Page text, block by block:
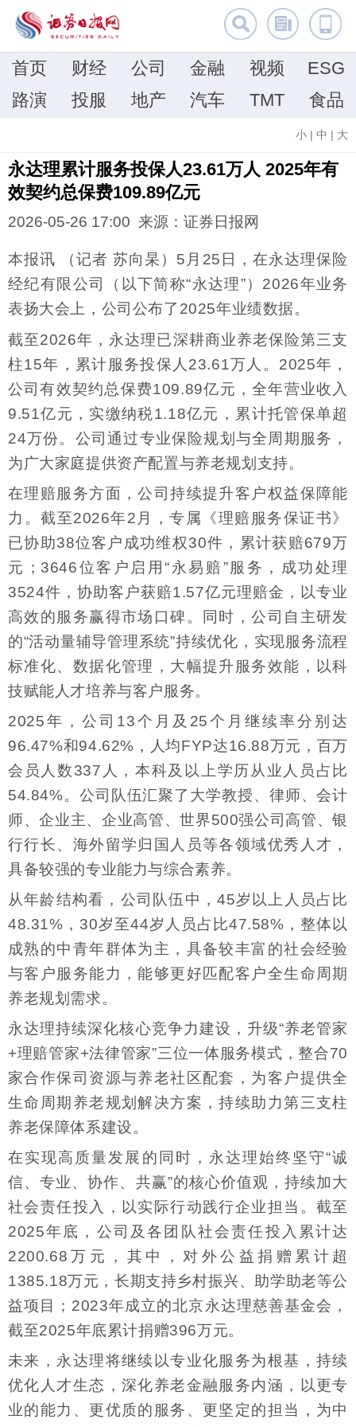
首页 财经 公司 金融 视频
ESG
路演
投服 地产 汽车 TMT 食品
小 | 中 | 大
永达理累计服务投保人23.61万人 2025年有
效契约总保费109.89亿元
2026-05-26 17:00 来源：证券日报网
本报讯 （记者 苏向杲）5月25日，在永达理保险
经纪有限公司（以下简称“永达理”）2026年业务
表扬大会上，公司公布了2025年业绩数据。
截至2026年，永达理已深耕商业养老保险第三支
柱15年，累计服务投保人23.61万人。2025年，
公司有效契约总保费109.89亿元，全年营业收入
9.51亿元，实缴纳税1.18亿元，累计托管保单超
24万份。公司通过专业保险规划与全周期服务，
为广大家庭提供资产配置与养老规划支持。
在理赔服务方面，公司持续提升客户权益保障能
力。截至2026年2月，专属《理赔服务保证书》
已协助38位客户成功维权30件，累计获赔679万
元；3646位客户启用“永易赔”服务，成功处理
3524件，协助客户获赔1.57亿元理赔金，以专业
高效的服务赢得市场口碑。同时，公司自主研发
的“活动量辅导管理系统”持续优化，实现服务流程
标准化、数据化管理，大幅提升服务效能，以科
技赋能人才培养与客户服务。
2025年，公司13个月及25个月继续率分别达
96.47%和94.62%，人均FYP达16.88万元，百万
会员人数337人，本科及以上学历从业人员占比
54.84%。公司队伍汇聚了大学教授、律师、会计
师、企业主、企业高管、世界500强公司高管、银
行行长、海外留学归国人员等各领域优秀人才，
具备较强的专业能力与综合素养。
从年龄结构看，公司队伍中，45岁以上人员占比
48.31%，30岁至44岁人员占比47.58%，整体以
成熟的中青年群体为主，具备较丰富的社会经验
与客户服务能力，能够更好匹配客户全生命周期
养老规划需求。
永达理持续深化核心竞争力建设，升级“养老管家
+理赔管家+法律管家”三位一体服务模式，整合70
家合作保司资源与养老社区配套，为客户提供全
生命周期养老规划解决方案，持续助力第三支柱
养老保障体系建设。
在实现高质量发展的同时，永达理始终坚守“诚
信、专业、协作、共赢”的核心价值观，持续加大
社会责任投入，以实际行动践行企业担当。截至
2025年底，公司及各团队社会责任投入累计达
2200.68万元，其中，对外公益捐赠累计超
1385.18万元，长期支持乡村振兴、助学助老等公
益项目；2023年成立的北京永达理慈善基金会，
截至2025年底累计捐赠396万元。
未来，永达理将继续以专业化服务为根基，持续
优化人才生态，深化养老金融服务内涵，以更专
业的能力、更优质的服务、更坚定的担当，为中